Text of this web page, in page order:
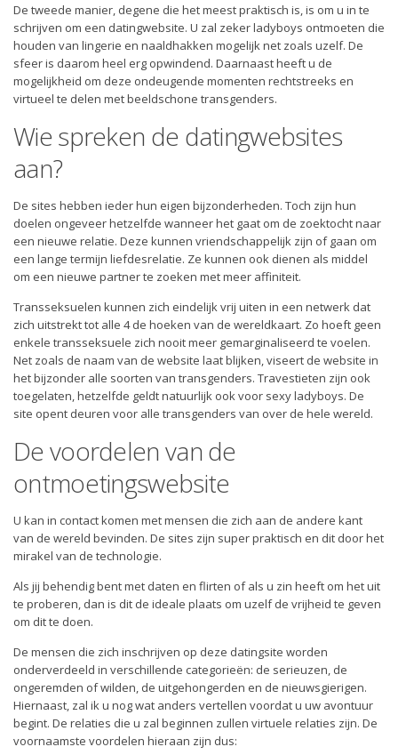
De tweede manier, degene die het meest praktisch is, is om u in te
schrijven om een datingwebsite. U zal zeker ladyboys ontmoeten die
houden van lingerie en naaldhakken mogelijk net zoals uzelf. De
sfeer is daarom heel erg opwindend. Daarnaast heeft u de
mogelijkheid om deze ondeugende momenten rechtstreeks en
virtueel te delen met beeldschone transgenders.
Wie spreken de datingwebsites
aan?
De sites hebben ieder hun eigen bijzonderheden. Toch zijn hun
doelen ongeveer hetzelfde wanneer het gaat om de zoektocht naar
een nieuwe relatie. Deze kunnen vriendschappelijk zijn of gaan om
een lange termijn liefdesrelatie. Ze kunnen ook dienen als middel
om een nieuwe partner te zoeken met meer affiniteit.
Transseksuelen kunnen zich eindelijk vrij uiten in een netwerk dat
zich uitstrekt tot alle 4 de hoeken van de wereldkaart. Zo hoeft geen
enkele transseksuele zich nooit meer gemarginaliseerd te voelen.
Net zoals de naam van de website laat blijken, viseert de website in
het bijzonder alle soorten van transgenders. Travestieten zijn ook
toegelaten, hetzelfde geldt natuurlijk ook voor sexy ladyboys. De
site opent deuren voor alle transgenders van over de hele wereld.
De voordelen van de
ontmoetingswebsite
U kan in contact komen met mensen die zich aan de andere kant
van de wereld bevinden. De sites zijn super praktisch en dit door het
mirakel van de technologie.
Als jij behendig bent met daten en flirten of als u zin heeft om het uit
te proberen, dan is dit de ideale plaats om uzelf de vrijheid te geven
om dit te doen.
De mensen die zich inschrijven op deze datingsite worden
onderverdeeld in verschillende categorieën: de serieuzen, de
ongeremden of wilden, de uitgehongerden en de nieuwsgierigen.
Hiernaast, zal ik u nog wat anders vertellen voordat u uw avontuur
begint. De relaties die u zal beginnen zullen virtuele relaties zijn. De
voornaamste voordelen hieraan zijn dus: